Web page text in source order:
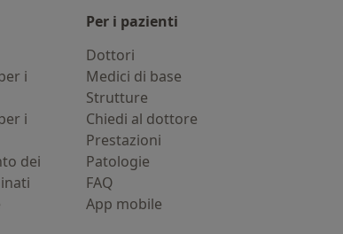
i
i
dei
Per i pazienti
Dottori
Medici di base
Strutture
Chiedi al dottore
Prestazioni
Patologie
FAQ
App mobile